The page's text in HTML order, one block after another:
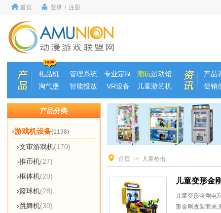
首页 登录 / 注册
礼品机 管理系统 专业定制 潮玩运动馆
淘气堡
智能投放 VR设备 儿童游艺机
产品
促销
产品分类
›游戏机设备(1138)
›文审游戏机(170)
›推币机(27)
›框体机(20)
›篮球机(28)
›跳舞机(30)
首页 >> 儿童枪击
儿童变形金
儿童变形金刚电
形金刚改装而来,